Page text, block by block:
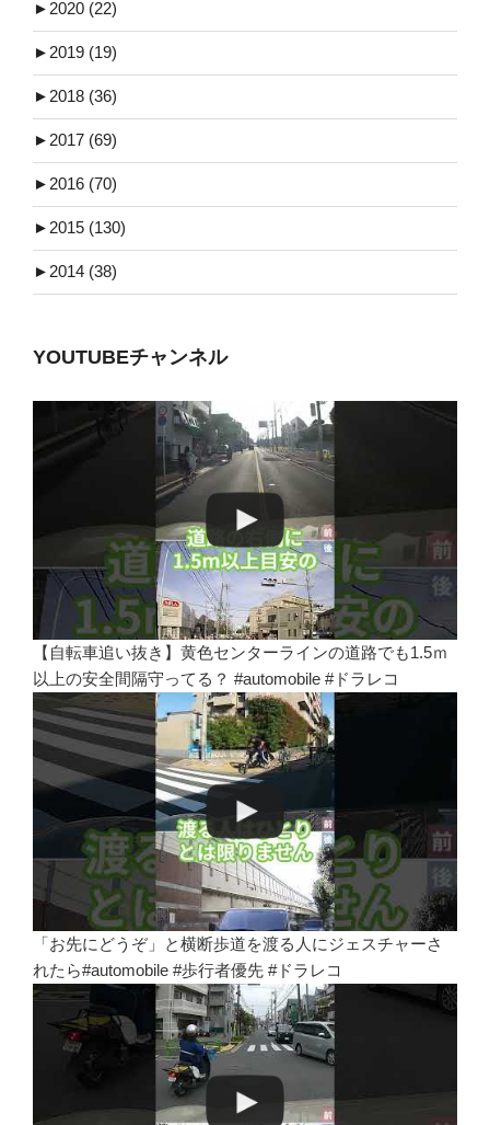
► 2020 (22)
► 2019 (19)
► 2018 (36)
► 2017 (69)
► 2016 (70)
► 2015 (130)
► 2014 (38)
YOUTUBEチャンネル
【自転車追い抜き】黄色センターラインの道路でも1.5ｍ
以上の安全間隔守ってる？ #automobile #ドラレコ
「お先にどうぞ」と横断歩道を渡る人にジェスチャーさ
れたら#automobile #歩行者優先 #ドラレコ